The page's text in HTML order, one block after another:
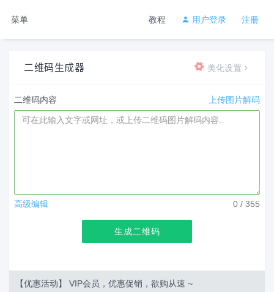
菜单 注册
用户登录
教程
二维码生成器 美化设置
上传图片解码
二维码内容
0 / 355
高级编辑
生成二维码
【优惠活动】 VIP会员，优惠促销，欲购从速 ~